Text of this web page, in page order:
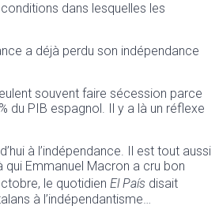
dans lesquelles les
a déjà perdu son indépendance
souvent faire sécession parce
du PIB espagnol. Il y a là un réflexe
à l’indépendance. Il est tout aussi
qui Emmanuel Macron a cru bon
le quotidien El País disait
à l’indépendantisme…